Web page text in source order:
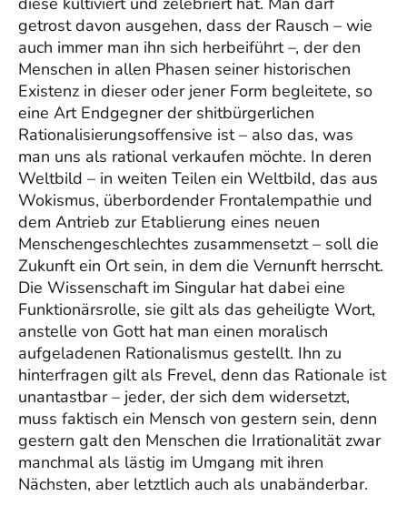
getrost davon ausgehen, dass der Rausch – wie
auch immer man ihn sich herbeiführt –, der den
Menschen in allen Phasen seiner historischen
Existenz in dieser oder jener Form begleitete, so
eine Art Endgegner der shitbürgerlichen
Rationalisierungsoffensive ist – also das, was
man uns als rational verkaufen möchte. In deren
Weltbild – in weiten Teilen ein Weltbild, das aus
Wokismus, überbordender Frontalempathie und
dem Antrieb zur Etablierung eines neuen
Menschengeschlechtes zusammensetzt – soll die
Zukunft ein Ort sein, in dem die Vernunft herrscht.
Die Wissenschaft im Singular hat dabei eine
Funktionärsrolle, sie gilt als das geheiligte Wort,
anstelle von Gott hat man einen moralisch
aufgeladenen Rationalismus gestellt. Ihn zu
hinterfragen gilt als Frevel, denn das Rationale ist
unantastbar – jeder, der sich dem widersetzt,
muss faktisch ein Mensch von gestern sein, denn
gestern galt den Menschen die Irrationalität zwar
manchmal als lästig im Umgang mit ihren
Nächsten, aber letztlich auch als unabänderbar.